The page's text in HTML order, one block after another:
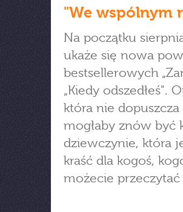
"We wspólnym
Na początku
ukaże się nowa
bestsellerowych
„Kiedy odszedłeś".
która nie
mogłaby znów być
dziewczynie, która
kraść dla kogoś,
możecie